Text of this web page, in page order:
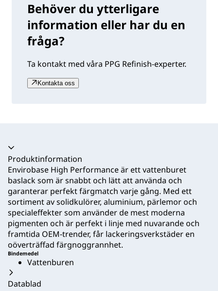
Behöver du ytterligare
information eller har du en
fråga?
Ta kontakt med våra PPG Refinish-experter.
Kontakta oss
Produktinformation
Envirobase High Performance är ett vattenburet
baslack som är snabbt och lätt att använda och
garanterar perfekt färgmatch varje gång. Med ett
sortiment av solidkulörer, aluminium, pärlemor och
specialeffekter som använder de mest moderna
pigmenten och är perfekt i linje med nuvarande och
framtida OEM-trender, får lackeringsverkstäder en
oöverträffad färgnoggrannhet.
Bindemedel
Vattenburen
Datablad